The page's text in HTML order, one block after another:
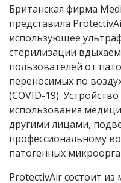
Британская фирма
представила
использующее
стерилизации
пользователей от
переносимых по
(COVID-19).
использования
другими лицами,
профессиональному
патогенных
ProtectivAir состоит из